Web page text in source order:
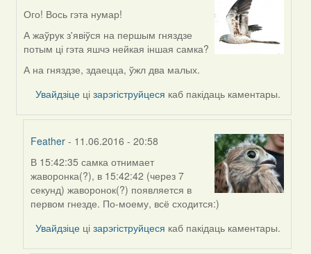
In
reply
to
Feather
Ого! Вось гэта нумар!
А жаўрук з'явіўся на першым гняздзе
потым ці гэта яшчэ нейкая іншая самка?
А на гняздзе, здаецца, ўжл два малых.
Увайдзіце цізарэгіструйцеся каб пакідаць каментары.
Feather - 11.06.2016 - 20:58
In
reply
to
by
Harrier
В 15:42:35 самка отнимает
жаворонка(?), в 15:42:42 (через 7
секунд) жаворонок(?) появляется в
первом гнезде. По-моему, всё сходится:)
Увайдзіце цізарэгіструйцеся каб пакідаць каментары.